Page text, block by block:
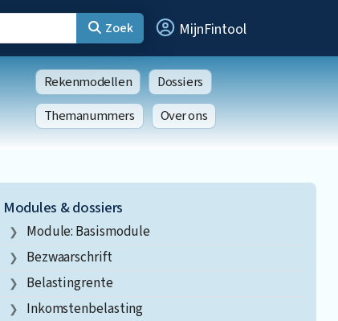
Zoek MijnFintool
Rekenmodellen
Dossiers
Themanummers
Over ons
Modules & dossiers
Module: Basismodule
Bezwaarschrift
Belastingrente
Inkomstenbelasting